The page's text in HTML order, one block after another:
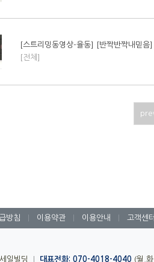
[스트리밍동영상-율동] [반짝반짝내믿
[전체]
방침 이용약관 이용안내 고객센터
일빌딩 대표전화: 070-4018-4040 (월,